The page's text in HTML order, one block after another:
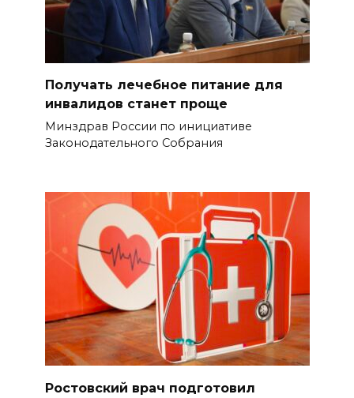
Получать лечебное питание для
инвалидов станет проще
Минздрав России по инициативе
Законодательного Собрания
Ростовский врач подготовил